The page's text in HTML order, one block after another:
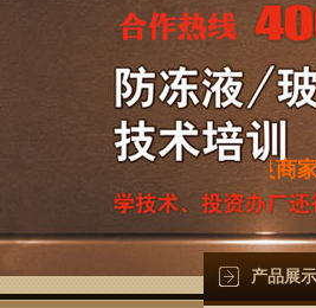
通告：近期有不良商
产品展示